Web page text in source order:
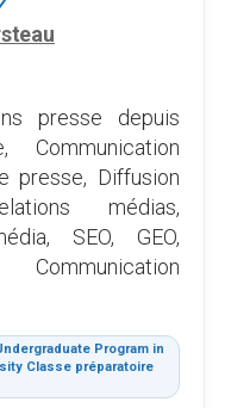
presse depuis
Communication
presse, Diffusion
médias,
SEO, GEO,
Program in
Classe préparatoire